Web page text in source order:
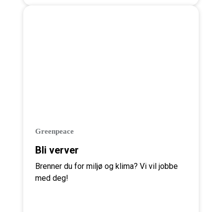
Greenpeace
Bli verver
Brenner du for miljø og klima? Vi vil jobbe
med deg!